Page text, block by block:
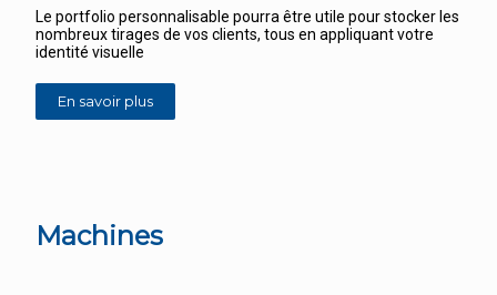
Le portfolio personnalisable pourra être utile pour stocker les
nombreux tirages de vos clients, tous en appliquant votre
identité visuelle
En savoir plus
Machines